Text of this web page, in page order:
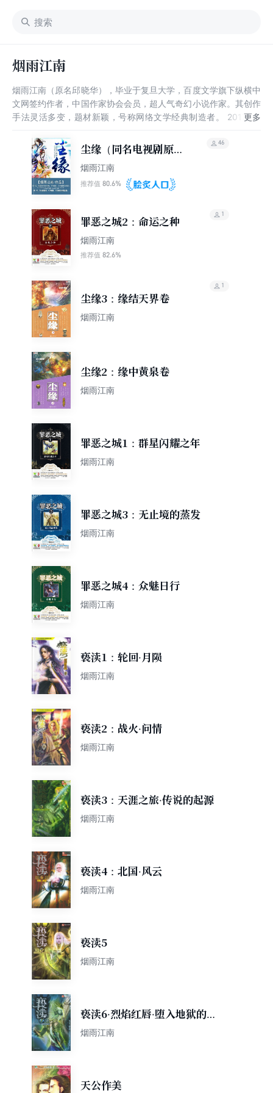
烟雨江南
烟雨江南（原名邱晓华），毕业于复旦大学，百度文学旗下纵横中
文网签约作者，中国作家协会会员，超人气奇幻小说作家。其创作
手法灵活多变，题材新颖，号称网络文学经典制造者。 2017年2
届“橙瓜网络文学奖”十二主神。
尘缘（同名电视剧原
著）
烟雨江南
推荐值 80.6%
46
罪恶之城2：命运之种
烟雨江南
推荐值 82.6%
1
尘缘3：缘结天界卷
烟雨江南
1
尘缘2：缘中黄泉卷
烟雨江南
罪恶之城1：群星闪耀之年
烟雨江南
罪恶之城3：无止境的蒸发
烟雨江南
罪恶之城4：众魅日行
烟雨江南
亵渎1：轮回·月陨
烟雨江南
亵渎2：战火·问情
烟雨江南
亵渎3：天涯之旅·传说的起源
烟雨江南
亵渎4：北国·风云
烟雨江南
亵渎5
烟雨江南
亵渎6·烈焰红唇·堕入地狱的天
使
烟雨江南
天公作美